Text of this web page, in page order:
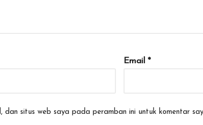
Email *
dan situs web saya pada peramban ini untuk komentar